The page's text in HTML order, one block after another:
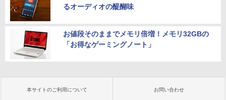
るオーディオの醍醐味
お値段そのままでメモリ倍増！メモリ32GBの
「お得なゲーミングノート」
本サイトのご利用について お問い合わせ